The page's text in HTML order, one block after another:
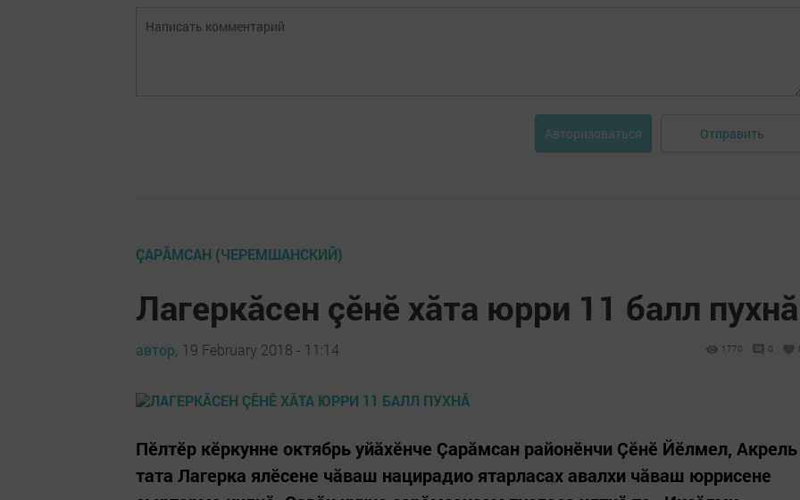
Авторизоваться Отправить
ÇАРĂМСАН (ЧЕРЕМШАНСКИЙ)
Лагеркăсен çӗнӗ хăта юрри 11 балл пухнă
автор, 19 February 2018 - 11:14 1770 0
Пӗлтӗр кӗркунне октябрь уйăхӗнче Çарăмсан районӗнчи Çӗнӗ Йӗлмел, Акрель
тата Лагерка ялӗсене чăваш нацирадио ятарласах авалхи чăваш юррисене